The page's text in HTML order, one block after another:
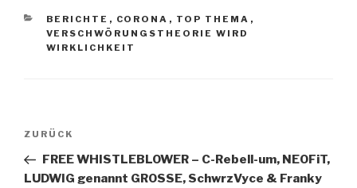
KATEGORIEN
BERICHTE , CORONA , TOP THEMA ,
VERSCHWÖRUNGSTHEORIE WIRD
WIRKLICHKEIT
Beitragsnavigation
Vorheriger
Beitrag
ZURÜCK
FREE WHISTLEBLOWER – C-Rebell-um, NEOFiT,
LUDWIG genannt GROSSE, SchwrzVyce & Franky